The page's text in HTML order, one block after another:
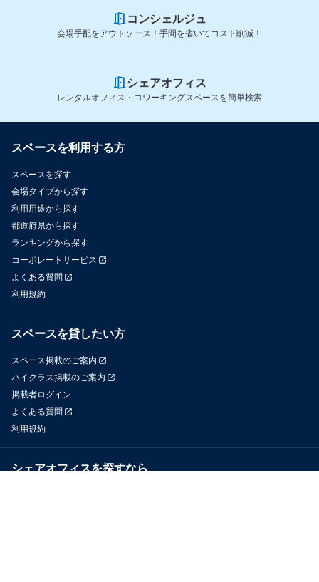
コンシェルジュ
会場手配をアウトソース！手間を省いてコスト削減！
シェアオフィス
レンタルオフィス・コワーキングスペースを簡単検索
スペースを利用する方
スペースを探す
会場タイプから探す
利用用途から探す
都道府県から探す
ランキングから探す
コーポレートサービス
よくある質問
利用規約
スペースを貸したい方
スペース掲載のご案内
ハイクラス掲載のご案内
掲載者ログイン
よくある質問
利用規約
シェアオフィスを探すなら